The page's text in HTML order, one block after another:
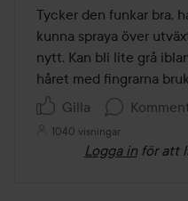
av
5
Tycker den funkar bra,
kunna spraya över
nytt. Kan bli lite grå
håret med fingrarna
Gilla
1040 visningar
Logga in för att